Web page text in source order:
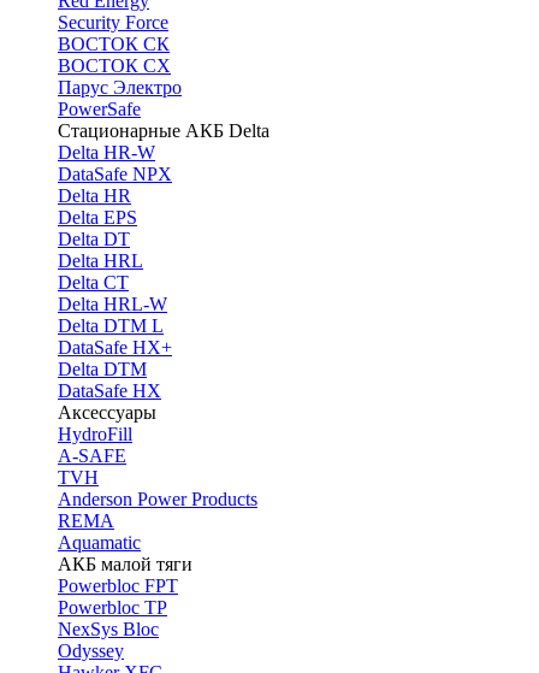
Security Force
ВОСТОК СК
ВОСТОК СХ
Парус Электро
PowerSafe
Стационарные АКБ Delta
Delta HR-W
DataSafe NPX
Delta HR
Delta EPS
Delta DT
Delta HRL
Delta CT
Delta HRL-W
Delta DTM L
DataSafe HX+
Delta DTM
DataSafe HX
Аксессуары
HydroFill
A-SAFE
TVH
Anderson Power Products
REMA
Aquamatic
АКБ малой тяги
Powerbloc FPT
Powerbloc TP
NexSys Bloc
Odyssey